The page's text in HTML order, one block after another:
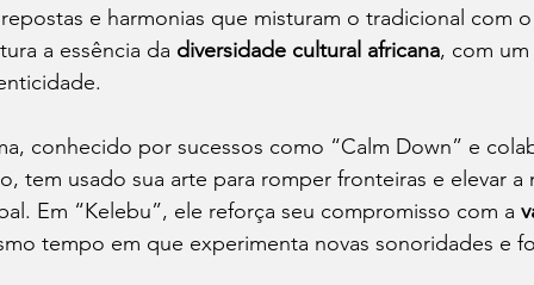
e harmonias que misturam o tradicional com
a essência da diversidade cultural africana, com
conhecido por sucessos como “Calm Down” e
tem usado sua arte para romper fronteiras e elevar
Em “Kelebu”, ele reforça seu compromisso com a
tempo em que experimenta novas sonoridades e